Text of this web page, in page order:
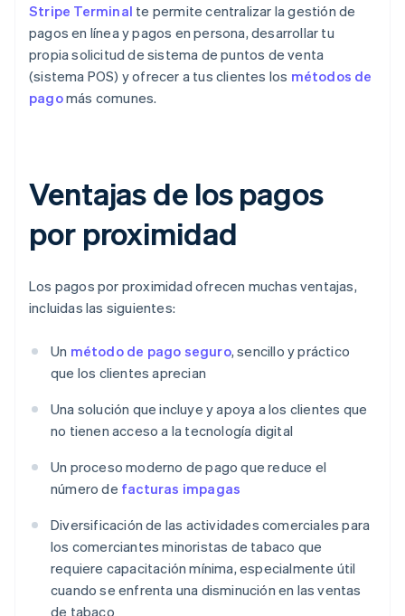
Stripe Terminal te permite centralizar la gestión de
pagos en línea y pagos en persona, desarrollar tu
propia solicitud de sistema de puntos de venta
(sistema POS) y ofrecer a tus clientes los métodos de
pagomás comunes.
Ventajas de los pagos
por proximidad
Los pagos por proximidad ofrecen muchas ventajas,
incluidas las siguientes:
Un método de pago seguro, sencillo y práctico
que los clientes aprecian
Una solución que incluye y apoya a los clientes que
no tienen acceso a la tecnología digital
Un proceso moderno de pago que reduce el
número de facturas impagas
Diversificación de las actividades comerciales para
los comerciantes minoristas de tabaco que
requiere capacitación mínima, especialmente útil
cuando se enfrenta una disminución en las ventas
de tabaco